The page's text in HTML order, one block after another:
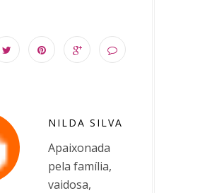
NILDA SILVA
Apaixonada
pela família,
vaidosa,